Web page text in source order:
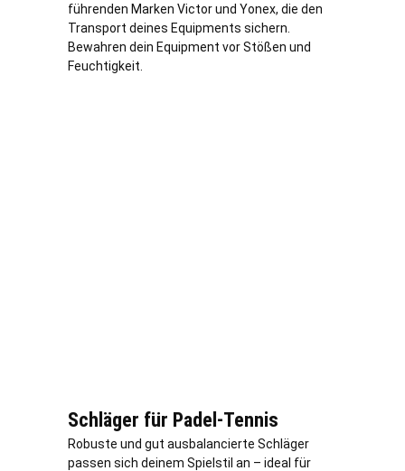
führenden Marken Victor und Yonex, die den
Transport deines Equipments sichern.
Bewahren dein Equipment vor Stößen und
Feuchtigkeit.
Schläger für Padel-Tennis
Robuste und gut ausbalancierte Schläger
passen sich deinem Spielstil an – ideal für